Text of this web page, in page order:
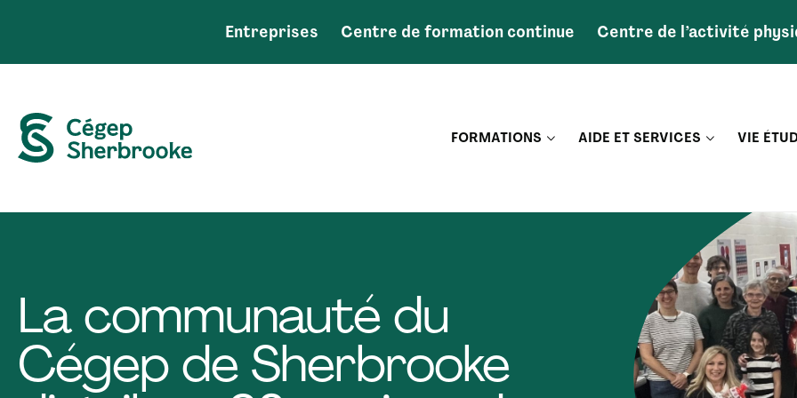
Entreprises Centre de formation continue Centre de l’activité
FORMATIONS AIDE ET SERVICES VIE
La communauté du
Cégep de Sherbrooke